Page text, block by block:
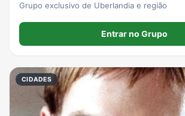
Grupo exclusivo de Uberlandia e região
Entrar no Grupo
CIDADES